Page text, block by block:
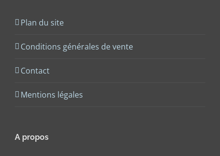
Plan du site
Conditions générales de vente
Contact
Mentions légales
A propos